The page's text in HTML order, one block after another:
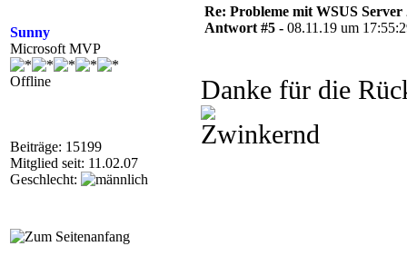
Sunny
Microsoft MVP
Offline
Beiträge: 15199
Mitglied seit: 11.02.07
Geschlecht:
Re: Probleme mit WSUS Server
Antwort #5 - 08.11.19 um
Danke für die